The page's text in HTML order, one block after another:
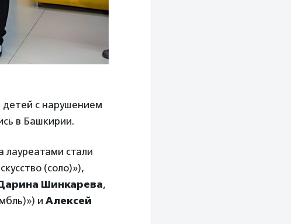
детей с нарушением
в Башкирии.
лауреатами стали
(соло)»),
Шинкарева,
и Алексей